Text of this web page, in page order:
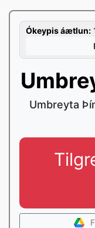
Ókeypis áætlun:
Umbreyta